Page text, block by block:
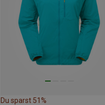
Du sparst 51%